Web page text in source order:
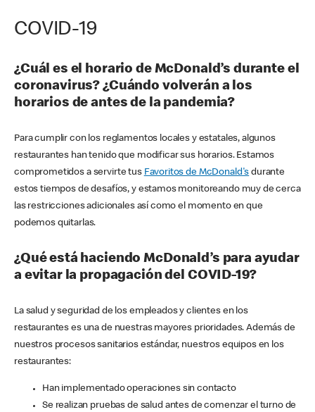
COVID-19
¿Cuál es el horario de McDonald’s durante el
coronavirus? ¿Cuándo volverán a los
horarios de antes de la pandemia?
Para cumplir con los reglamentos locales y estatales, algunos
restaurantes han tenido que modificar sus horarios. Estamos
comprometidos a servirte tus Favoritos de McDonald's durante
estos tiempos de desafíos, y estamos monitoreando muy de cerca
las restricciones adicionales así como el momento en que
podemos quitarlas.
¿Qué está haciendo McDonald’s para ayudar
a evitar la propagación del COVID-19?
La salud y seguridad de los empleados y clientes en los
restaurantes es una de nuestras mayores prioridades. Además de
nuestros procesos sanitarios estándar, nuestros equipos en los
restaurantes:
Han implementado operaciones sin contacto
Se realizan pruebas de salud antes de comenzar el turno de